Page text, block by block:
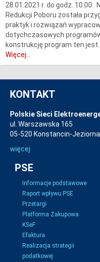
28.01.2021 r. do godz. 10:00 .
Redukcji Poboru została
praktyk i rozwiązań
dotychczasowych
konstrukcję program ten jest...
Więcej...
KONTAKT
Polskie Sieci
ul. Warszawska 165
05-520 Konstancin-Jeziorna
więcej
PSE
Informacje podstawowe
Raport wpływu PSE
Przetargi
Platforma Zakupowa
KSeF
Efaktura
Realizacja strategii
podatkowej